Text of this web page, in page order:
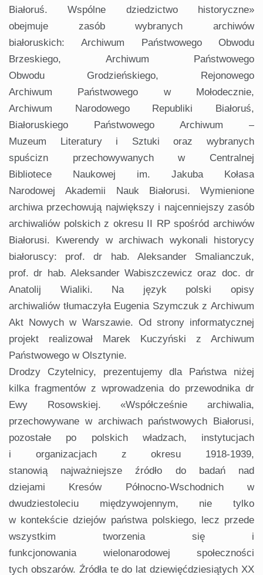
Białoruś. Wspólne dziedzictwo historyczne»
obejmuje zasób wybranych archiwów
białoruskich: Archiwum Państwowego Obwodu
Brzeskiego, Archiwum Państwowego
Obwodu Grodzieńskiego, Rejonowego
Archiwum Państwowego w Mołodecznie,
Archiwum Narodowego Republiki Białoruś,
Białoruskiego Państwowego Archiwum –
Muzeum Literatury i Sztuki oraz wybranych
spuścizn przechowywanych w Centralnej
Bibliotece Naukowej im. Jakuba Kołasa
Narodowej Akademii Nauk Białorusi. Wymienione
archiwa przechowują największy i najcenniejszy zasób
archiwaliów polskich z okresu II RP spośród archiwów
Białorusi. Kwerendy w archiwach wykonali historycy
białoruscy: prof. dr hab. Aleksander Smalianczuk,
prof. dr hab. Aleksander Wabiszczewicz oraz doc. dr
Anatolij Wialiki. Na język polski opisy
archiwaliów tłumaczyła Eugenia Szymczuk z Archiwum
Akt Nowych w Warszawie. Od strony informatycznej
projekt realizował Marek Kuczyński z Archiwum
Państwowego w Olsztynie.
Drodzy Czytelnicy, prezentujemy dla Państwa niżej
kilka fragmentów z wprowadzenia do przewodnika dr
Ewy Rosowskiej. «Współcześnie archiwalia,
przechowywane w archiwach państwowych Białorusi,
pozostałe po polskich władzach, instytucjach
i organizacjach z okresu 1918-1939,
stanowią najważniejsze źródło do badań nad
dziejami Kresów Północno-Wschodnich w
dwudziestoleciu międzywojennym, nie tylko
w kontekście dziejów państwa polskiego, lecz przede
wszystkim tworzenia się i
funkcjonowania wielonarodowej społeczności
tych obszarów. Źródła te do lat dziewięćdziesiątych XX